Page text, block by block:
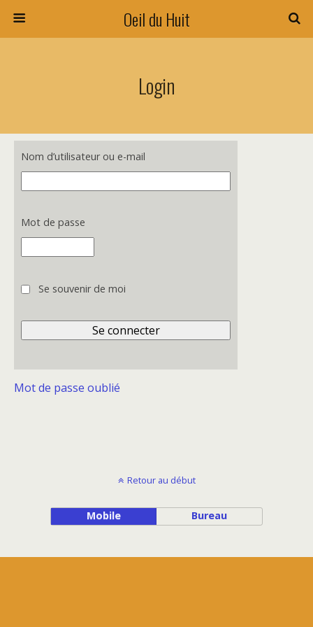
Oeil du Huit
Login
Nom d’utilisateur ou e-mail
Mot de passe
Se souvenir de moi
Mot de passe oublié
Retour au début
Mobile Bureau